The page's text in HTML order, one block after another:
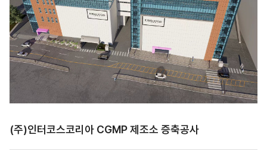
(주)인터코스코리아 CGMP 제조소 증축공사